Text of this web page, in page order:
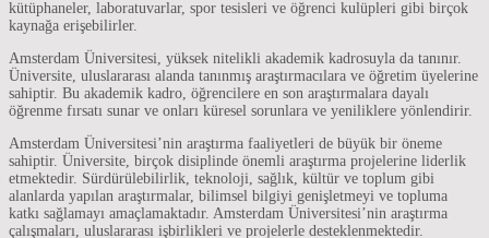
kütüphaneler, laboratuvarlar, spor tesisleri ve öğrenci kulüpleri gibi birçok
kaynağa erişebilirler.
Amsterdam Üniversitesi, yüksek nitelikli akademik kadrosuyla da tanınır.
Üniversite, uluslararası alanda tanınmış araştırmacılara ve öğretim üyelerine
sahiptir. Bu akademik kadro, öğrencilere en son araştırmalara dayalı
öğrenme fırsatı sunar ve onları küresel sorunlara ve yeniliklere yönlendirir.
Amsterdam Üniversitesi’nin araştırma faaliyetleri de büyük bir öneme
sahiptir. Üniversite, birçok disiplinde önemli araştırma projelerine liderlik
etmektedir. Sürdürülebilirlik, teknoloji, sağlık, kültür ve toplum gibi
alanlarda yapılan araştırmalar, bilimsel bilgiyi genişletmeyi ve topluma
katkı sağlamayı amaçlamaktadır. Amsterdam Üniversitesi’nin araştırma
çalışmaları, uluslararası işbirlikleri ve projelerle desteklenmektedir.